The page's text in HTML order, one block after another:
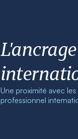
Une proximité avec
professionnel